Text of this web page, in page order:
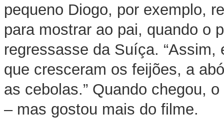
pequeno Diogo, por exemplo,
para mostrar ao pai, quando o
regressasse da Suíça. “Assim,
que cresceram os feijões, a
as cebolas.” Quando chegou,
– mas gostou mais do filme.